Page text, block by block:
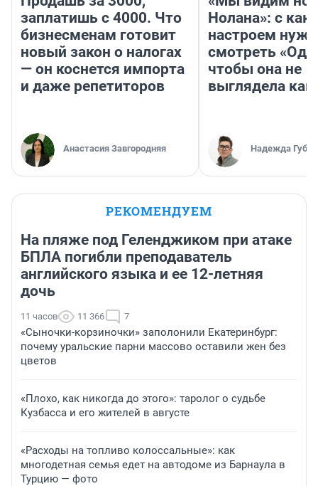
заплатишь с 4000. Что
бизнесменам готовит
новый закон о налогах
— он коснется импорта
и даже репетиторов
Анастасия Завгородняя
Нолана»: с
настроем
смотреть
чтобы она не
выглядела как
Надежда
РЕКОМЕНДУЕМ
На пляже под Геленджиком при атаке
БПЛА погибли преподаватель
английского языка и ее 12-летняя
дочь
11 часов 11 366 7
«Сыночки-корзиночки» заполонили Екатеринбург:
почему уральские парни массово оставили жен без
цветов
«Плохо, как никогда до этого»: таролог о судьбе
Кузбасса и его жителей в августе
«Расходы на топливо колоссальные»: как
многодетная семья едет на автодоме из Барнаула в
Турцию — фото